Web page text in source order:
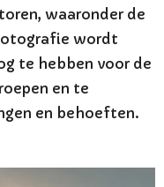
waaronder de
wordt
te hebben voor de
en te
en behoeften.